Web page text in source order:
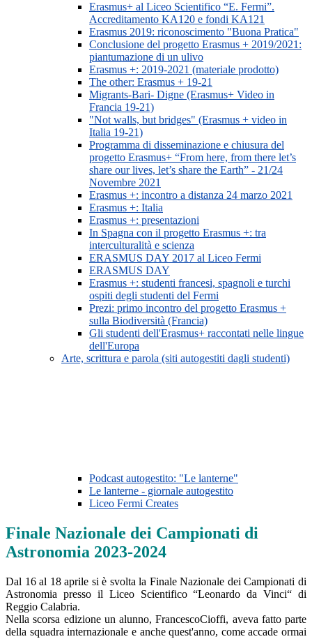
Erasmus+ al Liceo Scientifico “E. Fermi”.
Accreditamento KA120 e fondi KA121
Erasmus 2019: riconoscimento "Buona Pratica"
Conclusione del progetto Erasmus + 2019/2021:
piantumazione di un ulivo
Erasmus +: 2019-2021 (materiale prodotto)
The other: Erasmus + 19-21
Migrants-Bari- Digne (Erasmus+ Video in
Francia 19-21)
"Not walls, but bridges" (Erasmus + video in
Italia 19-21)
Programma di disseminazione e chiusura del
progetto Erasmus+ “From here, from there let’s
share our lives, let’s share the Earth” - 21/24
Novembre 2021
Erasmus +: incontro a distanza 24 marzo 2021
Erasmus +: Italia
Erasmus +: presentazioni
In Spagna con il progetto Erasmus +: tra
interculturalità e scienza
ERASMUS DAY 2017 al Liceo Fermi
ERASMUS DAY
Erasmus +: studenti francesi, spagnoli e turchi
ospiti degli studenti del Fermi
Prezi: primo incontro del progetto Erasmus +
sulla Biodiversità (Francia)
Gli studenti dell'Erasmus+ raccontati nelle lingue
dell'Europa
Arte, scrittura e parola (siti autogestiti dagli studenti)
Podcast autogestito: "Le lanterne"
Le lanterne - giornale autogestito
Liceo Fermi Creates
Finale Nazionale dei Campionati di
Astronomia 2023-2024
Dal 16 al 18 aprile si è svolta la Finale Nazionale dei Campionati di
Astronomia presso il Liceo Scientifico “Leonardo da Vinci“ di
Reggio Calabria.
Nella scorsa edizione un alunno, FrancescoCioffi, aveva fatto parte
della squadra internazionale e anche quest'anno, come accade ormai